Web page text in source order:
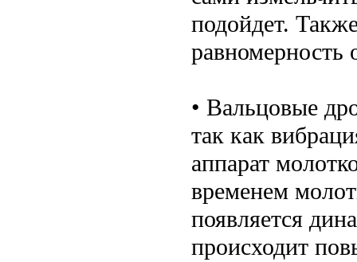
подойдет.
равномерность
• Вальцовые
так как
аппарат
временем
появляется
происходит